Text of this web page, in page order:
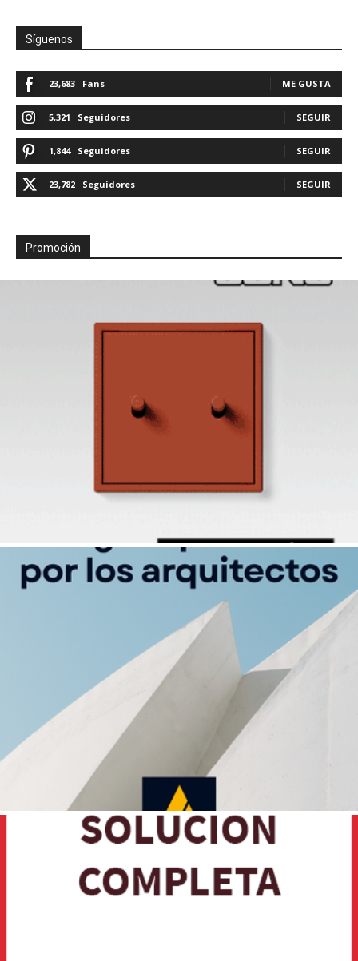
Síguenos
23,683 Fans ME GUSTA
5,321 Seguidores SEGUIR
1,844 Seguidores SEGUIR
23,782 Seguidores SEGUIR
Promoción